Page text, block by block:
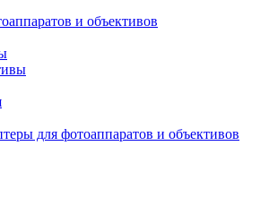
и объективов
для фотоаппаратов и объективов